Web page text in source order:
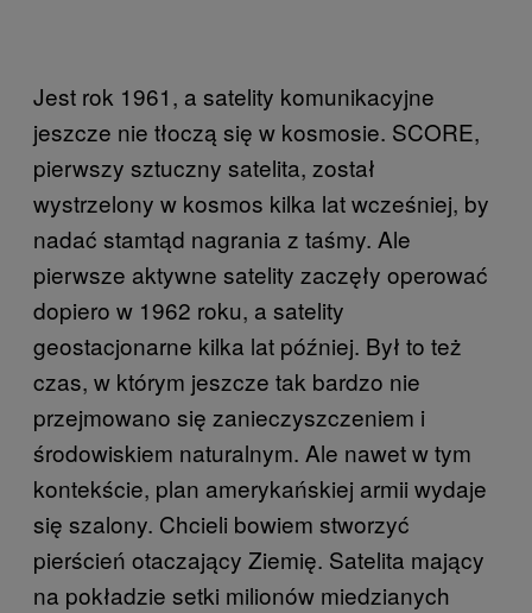
Jest rok 1961, a satelity komunikacyjne
jeszcze nie tłoczą się w kosmosie. SCORE,
pierwszy sztuczny satelita, został
wystrzelony w kosmos kilka lat wcześniej, by
nadać stamtąd nagrania z taśmy. Ale
pierwsze aktywne satelity zaczęły operować
dopiero w 1962 roku, a satelity
geostacjonarne kilka lat później. Był to też
czas, w którym jeszcze tak bardzo nie
przejmowano się zanieczyszczeniem i
środowiskiem naturalnym. Ale nawet w tym
kontekście, plan amerykańskiej armii wydaje
się szalony. Chcieli bowiem stworzyć
pierścień otaczający Ziemię. Satelita mający
na pokładzie setki milionów miedzianych